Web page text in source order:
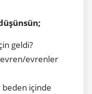
geldi?
evrenler
içinde